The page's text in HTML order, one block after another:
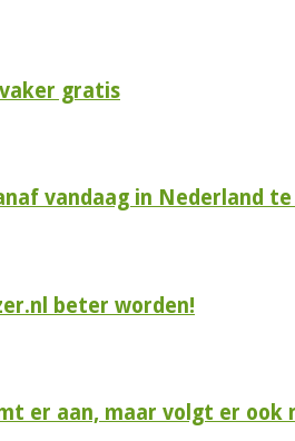
gratis
vandaag in Nederland
beter worden!
er aan, maar volgt er ook